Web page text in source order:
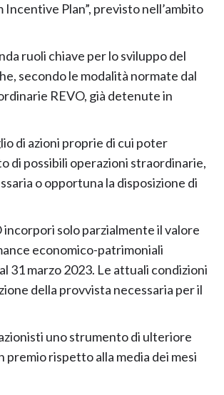
Plan”, previsto nell’ambito
ruoli chiave per lo sviluppo del
secondo le modalità normate dal
REVO, già detenute in
di azioni proprie di cui poter
di possibili operazioni straordinarie,
o opportuna la disposizione di
solo parzialmente il valore
economico-patrimoniali
31 marzo 2023. Le attuali condizioni
della provvista necessaria per il
uno strumento di ulteriore
rispetto alla media dei mesi